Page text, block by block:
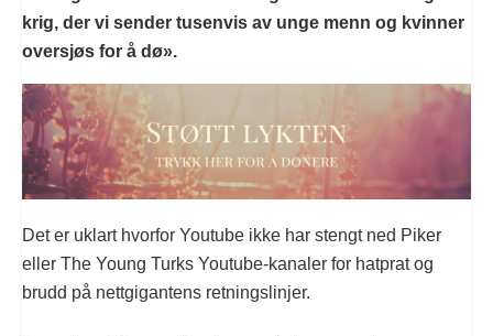
krig, der vi sender tusenvis av unge menn og kvinner
oversjøs for å dø».
Det er uklart hvorfor Youtube ikke har stengt ned Piker
eller The Young Turks Youtube-kanaler for hatprat og
brudd på nettgigantens retningslinjer.